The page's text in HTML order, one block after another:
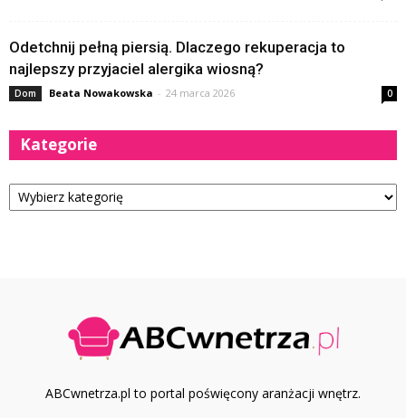
Odetchnij pełną piersią. Dlaczego rekuperacja to
najlepszy przyjaciel alergika wiosną?
Dom Beata Nowakowska - 24 marca 2026 0
Kategorie
Kategorie
ABCwnetrza.pl to portal poświęcony aranżacji wnętrz.